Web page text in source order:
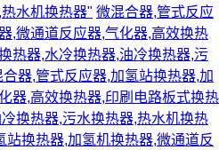
水机换热器" 微混合器,管式反应
,微通道反应器,气化器,高效换热
热器,水冷换热器,油冷换热器,污
合器,管式反应器,加氢站换热器,加
器,高效换热器,印刷电路板式换热
换热器,污水换热器,热水机换热
站换热器,加氢机换热器,微通道反